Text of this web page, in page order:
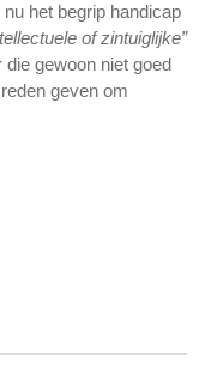
het begrip handicap
of zintuiglijke”
gewoon niet goed
geven om